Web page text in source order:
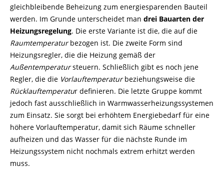
gleichbleibende Beheizung zum energiesparenden Bauteil
werden. Im Grunde unterscheidet man drei Bauarten der
Heizungsregelung. Die erste Variante ist die, die auf die
Raumtemperaturbezogen ist. Die zweite Form sind
Heizungsregler, die die Heizung gemäß der
Außentemperatursteuern. Schließlich gibt es noch jene
Regler, die die Vorlauftemperaturbeziehungsweise die
Rücklauftemperatur definieren. Die letzte Gruppe kommt
jedoch fast ausschließlich in Warmwasserheizungssystemen
zum Einsatz. Sie sorgt bei erhöhtem Energiebedarf für eine
höhere Vorlauftemperatur, damit sich Räume schneller
aufheizen und das Wasser für die nächste Runde im
Heizungssystem nicht nochmals extrem erhitzt werden
muss.